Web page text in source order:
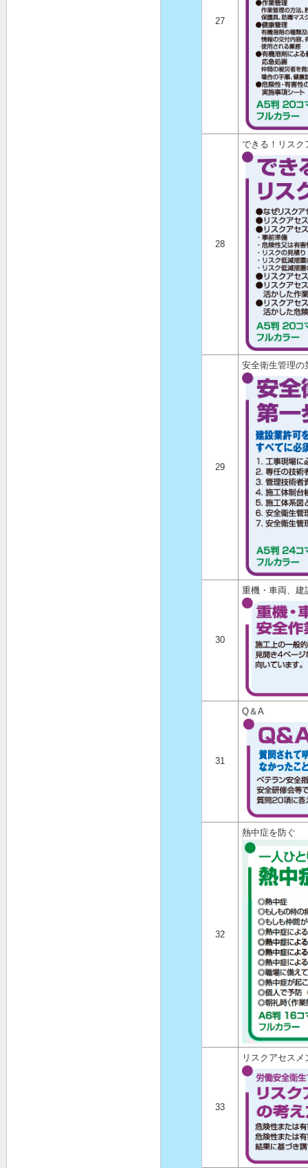
27
28
できる！リスク
29
安全衛生管理の
30
重機・車両、建
31
Q＆A
32
熱中症を防ぐ
33
リスクアセス